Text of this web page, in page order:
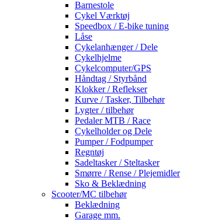
Barnestole
Cykel Værktøj
Speedbox / E-bike tuning
Låse
Cykelanhænger / Dele
Cykelhjelme
Cykelcomputer/GPS
Håndtag / Styrbånd
Klokker / Reflekser
Kurve / Tasker, Tilbehør
Lygter / tilbehør
Pedaler MTB / Race
Cykelholder og Dele
Pumper / Fodpumper
Regntøj
Sadeltasker / Steltasker
Smørre / Rense / Plejemidler
Sko & Beklædning
Scooter/MC tilbehør
Beklædning
Garage mm.